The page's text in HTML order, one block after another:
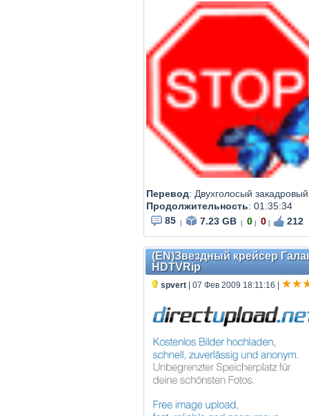
Перевод: Двухголосый
Продолжительность: 01:35:34
85
7.23 GB 0 0 212
(EN)Звездный крейсер
HDTVRip
spvert | 07 Фев 2009 18:11:16